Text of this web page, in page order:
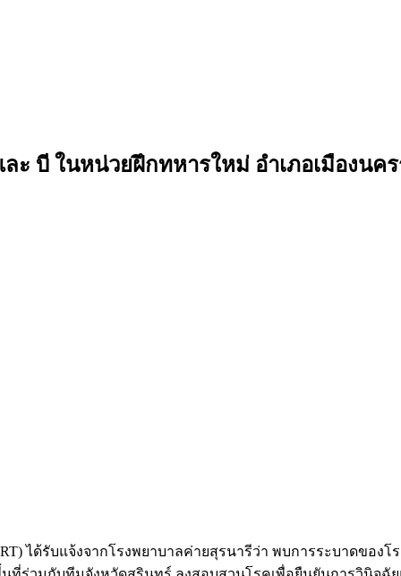
บี ในหน่วยฝึกทหารใหม่ อำเภอเมืองน
ได้รับแจ้งจากโรงพยาบาลค่ายสุรนารีว่า พบการระบาดขอ